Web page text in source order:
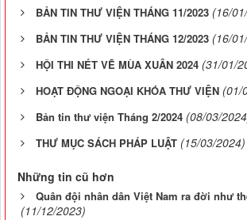
BẢN TIN THƯ VIỆN THÁNG 11/2023 (16/
BẢN TIN THƯ VIỆN THÁNG 12/2023 (16/
HỘI THI NÉT VẼ MÙA XUÂN 2024 (31/01/
HOẠT ĐỘNG NGOẠI KHÓA THƯ VIỆN (01/
Bản tin thư viện Tháng 2/2024 (08/03/
THƯ MỤC SÁCH PHÁP LUẬT (15/03/2024)
Những tin cũ hơn
Quân đội nhân dân Việt Nam ra đời như
(11/12/2023)